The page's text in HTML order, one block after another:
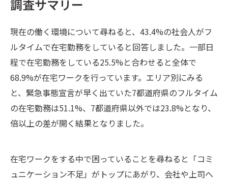
調査サマリー
現在の働く環境について尋ねると、43.4%の社会人がフ
ルタイムで在宅勤務をしていると回答しました。一部日
程で在宅勤務をしている25.5%と合わせると全体で
68.9%が在宅ワークを行っています。エリア別にみる
と、緊急事態宣言が早く出ていた7都道府県のフルタイム
の在宅勤務は51.1%、7都道府県以外では23.8%となり、
倍以上の差が開く結果となりました。
在宅ワークをする中で困っていることを尋ねると「コミ
ュニケーション不足」がトップにあがり、会社や上司へ